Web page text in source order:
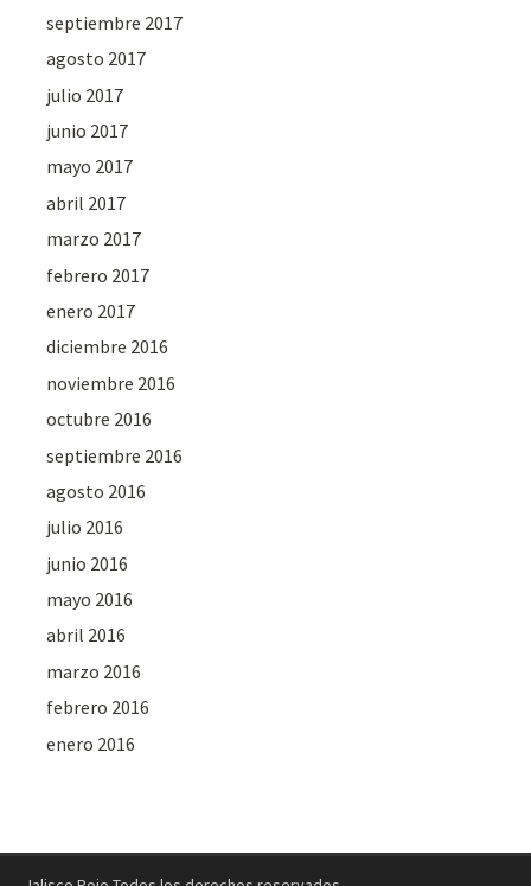
septiembre 2017
agosto 2017
julio 2017
junio 2017
mayo 2017
abril 2017
marzo 2017
febrero 2017
enero 2017
diciembre 2016
noviembre 2016
octubre 2016
septiembre 2016
agosto 2016
julio 2016
junio 2016
mayo 2016
abril 2016
marzo 2016
febrero 2016
enero 2016